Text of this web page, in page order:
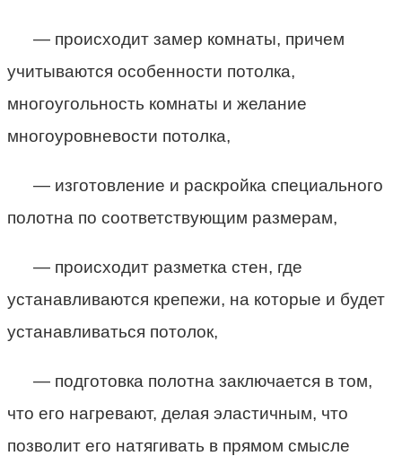
— происходит замер комнаты, причем
учитываются особенности потолка,
многоугольность комнаты и желание
многоуровневости потолка,
— изготовление и раскройка специального
полотна по соответствующим размерам,
— происходит разметка стен, где
устанавливаются крепежи, на которые и будет
устанавливаться потолок,
— подготовка полотна заключается в том,
что его нагревают, делая эластичным, что
позволит его натягивать в прямом смысле